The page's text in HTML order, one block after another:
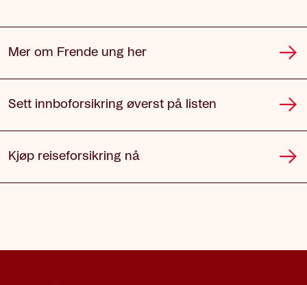
Mer om Frende ung her
Sett innboforsikring øverst på listen
Kjøp reiseforsikring nå